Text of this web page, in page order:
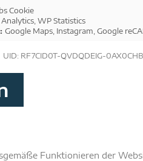
Cookie
WP Statistics
: Google Maps Instagram Google
UID: RF7CID0T-QVDQDEIG-
Funktionieren der